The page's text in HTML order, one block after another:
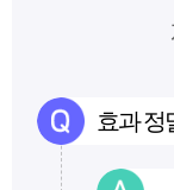
효과 정